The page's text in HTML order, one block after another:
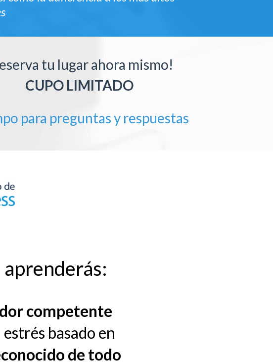
tu lugar ahora mismo!
CUPO LIMITADO
para preguntas y respuestas
competente
basado en
de todo